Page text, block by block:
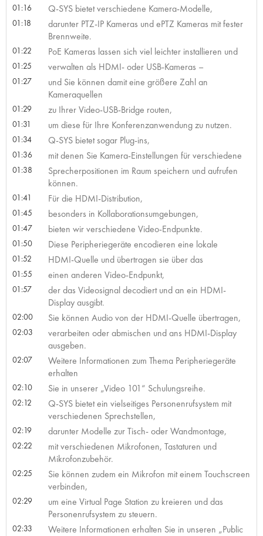
01:16 Q-SYS bietet verschiedene Kamera-Modelle,
01:18
darunter PTZ-IP Kameras und ePTZ Kameras mit fester
Brennweite.
01:22 PoE Kameras lassen sich viel leichter installieren und
01:25 verwalten als HDMI- oder USB-Kameras –
01:27
und Sie können damit eine größere Zahl an
Kameraquellen
01:29 zu Ihrer Video-USB-Bridge routen,
01:31 um diese für Ihre Konferenzanwendung zu nutzen.
01:34 Q-SYS bietet sogar Plug-ins,
01:36 mit denen Sie Kamera-Einstellungen für verschiedene
01:38
Sprecherpositionen im Raum speichern und aufrufen
können.
01:41 Für die HDMI-Distribution,
01:45 besonders in Kollaborationsumgebungen,
01:47 bieten wir verschiedene Video-Endpunkte.
01:50 Diese Peripheriegeräte encodieren eine lokale
01:52 HDMI-Quelle und übertragen sie über das
01:55 einen anderen Video-Endpunkt,
01:57
der das Videosignal decodiert und an ein HDMI-
Display ausgibt.
02:00 Sie können Audio von der HDMI-Quelle übertragen,
02:03
verarbeiten oder abmischen und ans HDMI-Display
ausgeben.
02:07
Weitere Informationen zum Thema Peripheriegeräte
erhalten
02:10 Sie in unserer „Video 101“ Schulungsreihe.
02:12
Q-SYS bietet ein vielseitiges Personenrufsystem mit
verschiedenen Sprechstellen,
02:19 darunter Modelle zur Tisch- oder Wandmontage,
02:22
mit verschiedenen Mikrofonen, Tastaturen und
Mikrofonzubehör.
02:25
Sie können zudem ein Mikrofon mit einem Touchscreen
verbinden,
02:29
um eine Virtual Page Station zu kreieren und das
Personenrufsystem zu steuern.
02:33
Weitere Informationen erhalten Sie in unseren „Public